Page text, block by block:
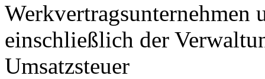
Werkvertragsunternehmen
einschließlich der
Umsatzsteuer